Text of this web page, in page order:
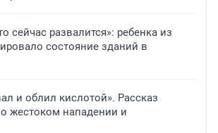
сейчас развалится»: ребенка из
состояние зданий в
и облил кислотой». Рассказ
жестоком нападении и